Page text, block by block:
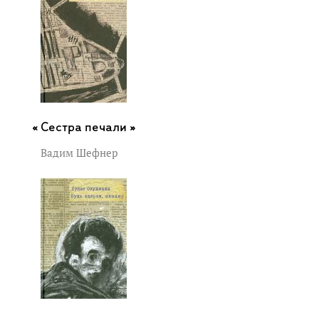
Сестра печали »
Вадим Шефнер